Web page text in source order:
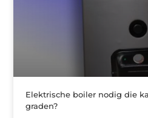
Elektrische boiler nodig die
graden?